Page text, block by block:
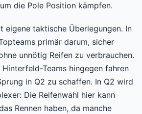
die Pole Position kämpfen.
eigene taktische Überlegungen. In
primär darum, sicher
unnötig Reifen zu verbrauchen.
Teams hingegen fahren
in Q2 zu schaffen. In Q2 wird
Die Reifenwahl hier kann
Rennen haben, da manche